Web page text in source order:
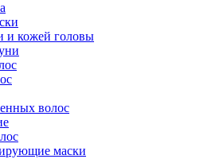
и кожей головы
волос
маски